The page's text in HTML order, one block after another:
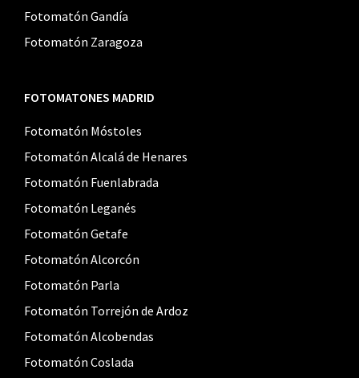
Fotomatón Gandía
Fotomatón Zaragoza
FOTOMATONES MADRID
Fotomatón Móstoles
Fotomatón Alcalá de Henares
Fotomatón Fuenlabrada
Fotomatón Leganés
Fotomatón Getafe
Fotomatón Alcorcón
Fotomatón Parla
Fotomatón Torrejón de Ardoz
Fotomatón Alcobendas
Fotomatón Coslada